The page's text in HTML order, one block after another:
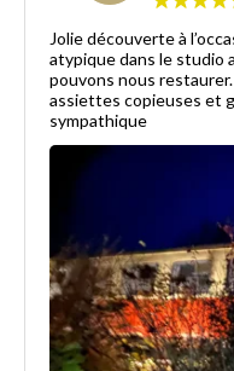
Jolie découverte à l’occasion
atypique dans le studio
pouvons nous
assiettes copieuses et
sympathique